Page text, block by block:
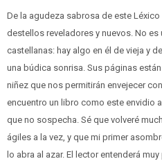
De la agudeza sabrosa de este
destellos reveladores y nuevos. No
castellanas: hay algo en él de vieja y
una búdica sonrisa. Sus páginas
niñez que nos permitirán envejecer
encuentro un libro como este envidio
que no sospecha. Sé que volveré
ágiles a la vez, y que mi primer
lo abra al azar. El lector entenderá